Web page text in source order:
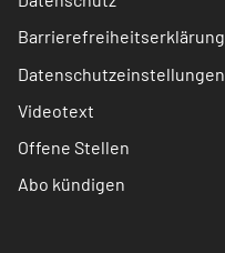
Barrierefreiheitserklärung
Datenschutzeinstellungen
Videotext
Offene Stellen
Abo kündigen